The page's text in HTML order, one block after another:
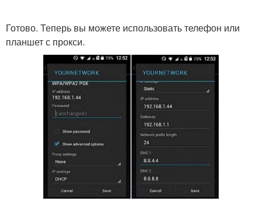
Готово. Теперь вы можете использовать телефон или
планшет с прокси.